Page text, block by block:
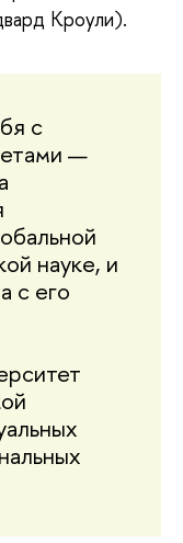
Кроули).
с
—
науке, и
с его